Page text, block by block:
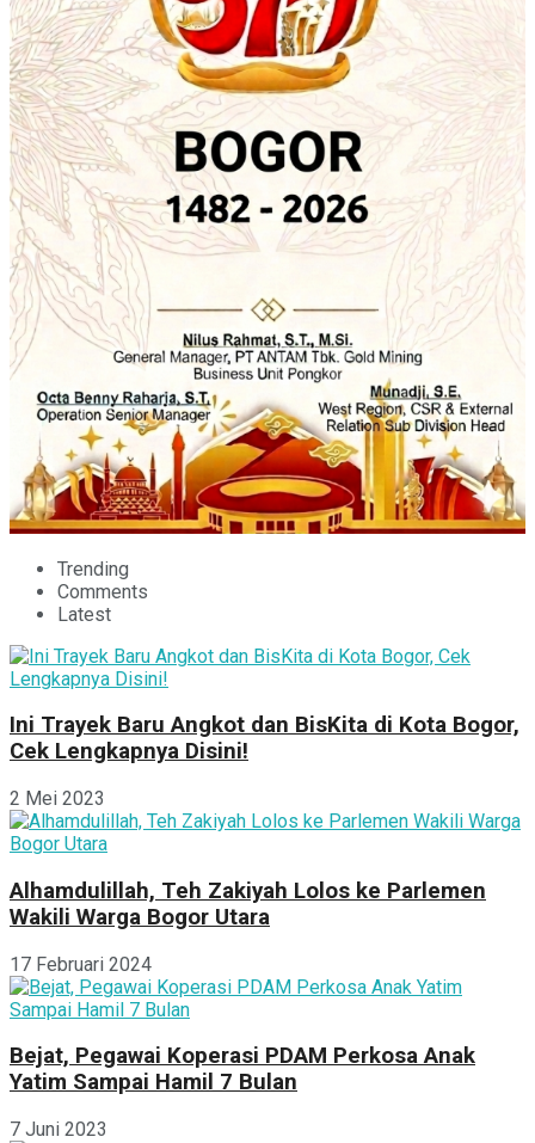
Trending
Comments
Latest
Ini Trayek Baru Angkot dan BisKita di Kota Bogor,
Cek Lengkapnya Disini!
2 Mei 2023
Alhamdulillah, Teh Zakiyah Lolos ke Parlemen
Wakili Warga Bogor Utara
17 Februari 2024
Bejat, Pegawai Koperasi PDAM Perkosa Anak
Yatim Sampai Hamil 7 Bulan
7 Juni 2023